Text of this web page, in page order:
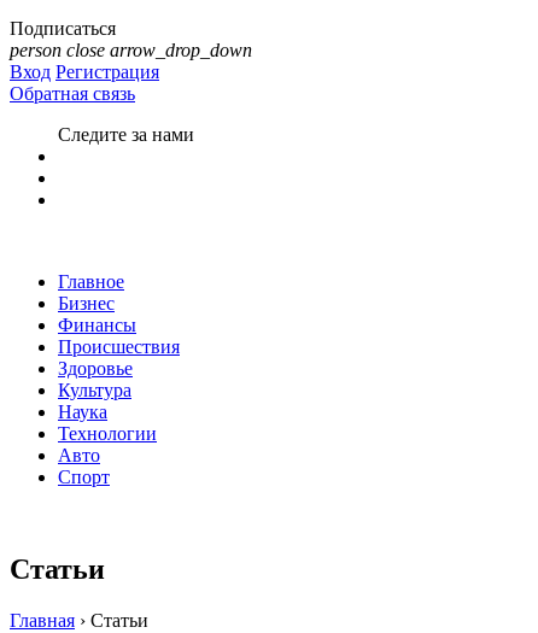
Подписаться
person close arrow_drop_down
Вход Регистрация
Обратная связь
Следите за нами
Главное
Бизнес
Финансы
Происшествия
Здоровье
Культура
Наука
Технологии
Авто
Спорт
Статьи
Главная › Статьи